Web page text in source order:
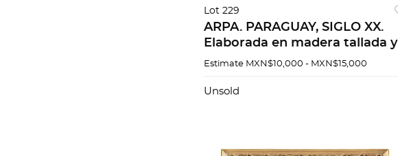
Lot 229
ARPA. PARAGUAY, SIGLO XX.
Elaborada en madera tallada y
policromada con marquetería.
vegetales. 148 x 72 x 40 cm.
Estimate MXN$10,000 - MXN$15,000
Unsold